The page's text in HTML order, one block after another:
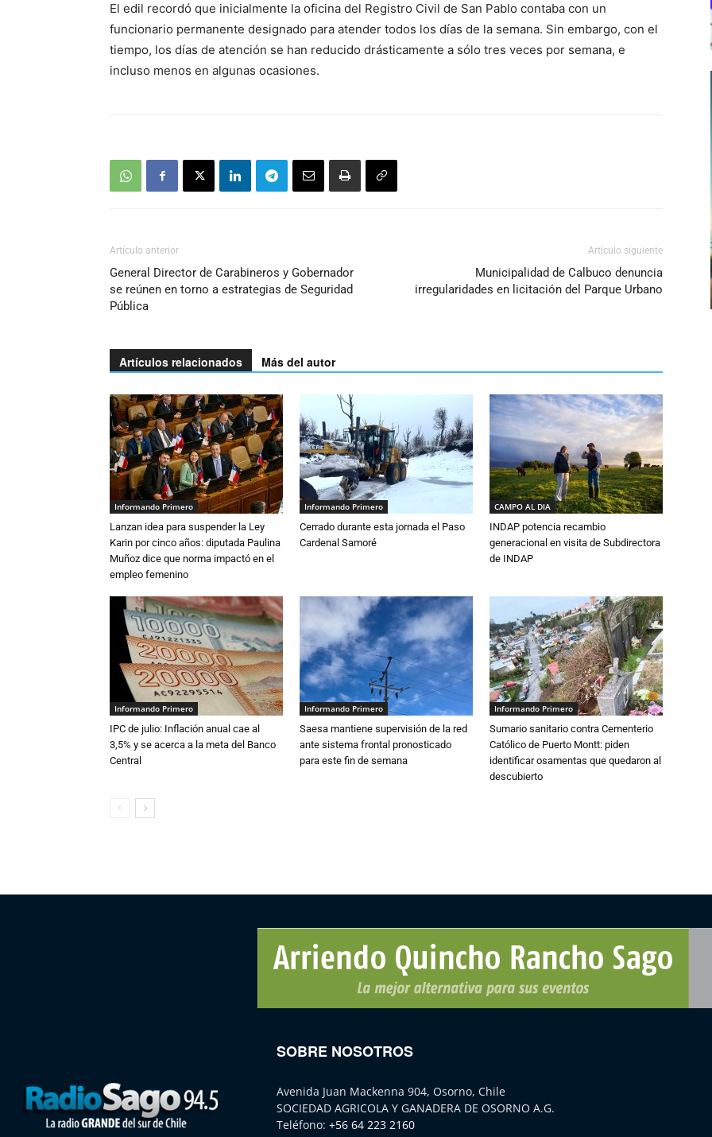
El edil recordó que inicialmente la oficina del Registro Civil de San Pablo contaba con un
funcionario permanente designado para atender todos los días de la semana. Sin embargo, con el
tiempo, los días de atención se han reducido drásticamente a sólo tres veces por semana, e
incluso menos en algunas ocasiones.
Artículo anterior
General Director de Carabineros y Gobernador
se reúnen en torno a estrategias de Seguridad
Pública
Artículo siguiente
Municipalidad de Calbuco denuncia
irregularidades en licitación del Parque Urbano
Artículos relacionados Más del autor
Informando Primero
Lanzan idea para suspender la Ley
Karin por cinco años: diputada Paulina
Muñoz dice que norma impactó en el
empleo femenino
Informando Primero
Cerrado durante esta jornada el Paso
Cardenal Samoré
CAMPO AL DIA
INDAP potencia recambio
generacional en visita de Subdirectora
de INDAP
Informando Primero
IPC de julio: Inflación anual cae al
3,5% y se acerca a la meta del Banco
Central
Informando Primero
Saesa mantiene supervisión de la red
ante sistema frontal pronosticado
para este fin de semana
Informando Primero
Sumario sanitario contra Cementerio
Católico de Puerto Montt: piden
identificar osamentas que quedaron al
descubierto
SOBRE NOSOTROS
Avenida Juan Mackenna 904, Osorno, Chile
SOCIEDAD AGRICOLA Y GANADERA DE OSORNO A.G.
Teléfono: +56 64 223 2160